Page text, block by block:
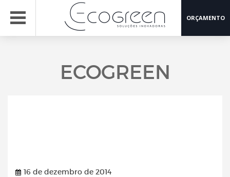
ORÇAMENTO
ECOGREEN
16 de dezembro de 2014